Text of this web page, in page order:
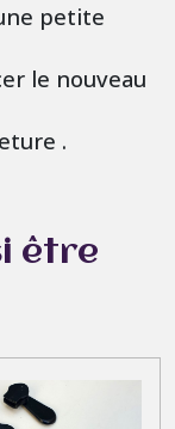
petite
le nouveau
.
être